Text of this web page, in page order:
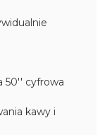
50'' cyfrowa
kawy i